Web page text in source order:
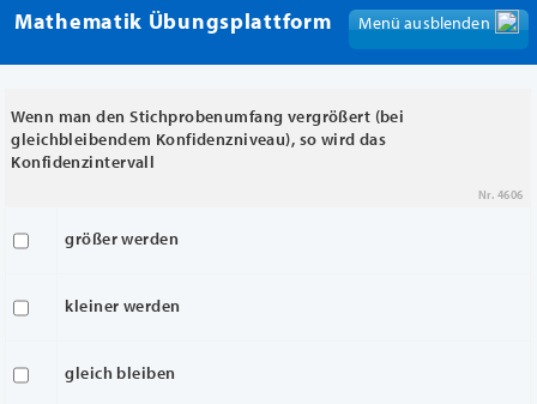
Mathematik Übungsplattform Menü anzeigen
Menü ausblenden
Wenn man den Stichprobenumfang vergrößert (bei
gleichbleibendem Konfidenzniveau), so wird das
Konfidenzintervall
Nr. 4606
größer werden
kleiner werden
gleich bleiben